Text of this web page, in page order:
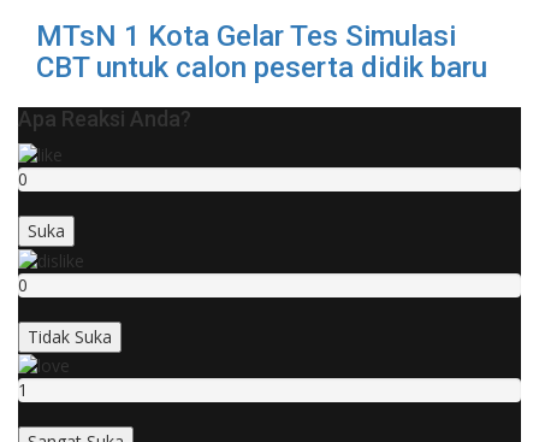
MTsN 1 Kota Gelar Tes Simulasi
CBT untuk calon peserta didik baru
Apa Reaksi Anda?
0
Suka
0
Tidak Suka
1